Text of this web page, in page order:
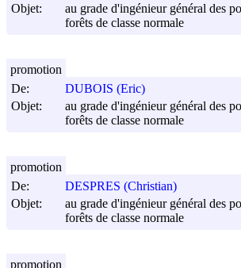
Objet:
au grade d'ingénieur général des
forêts de classe normale
De:
DUBOIS (Eric)
Objet:
au grade d'ingénieur général des
forêts de classe normale
promotion
De:
DESPRES (Christian)
Objet:
au grade d'ingénieur général des
forêts de classe normale
promotion
promotion